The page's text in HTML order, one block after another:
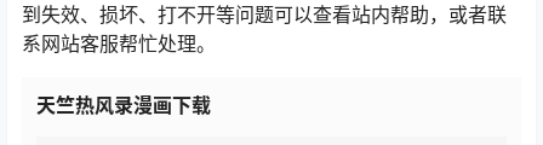
到失效、损坏、打不开等问题可以查看站内帮助，或者联
系网站客服帮忙处理。
天竺热风录漫画下载